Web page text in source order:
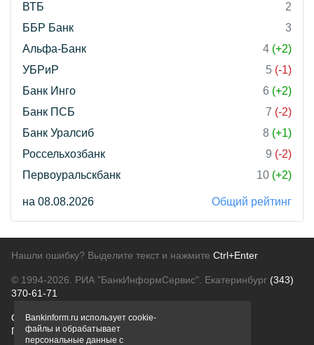
ВТБ
2
ББР Банк
3
Альфа-Банк
4 (+2)
УБРиР
5 (-1)
Банк Инго
6 (+2)
Банк ПСБ
7 (-2)
Банк Уралсиб
8 (+1)
Россельхозбанк
9 (-2)
Первоуральскбанк
10 (+2)
на 08.08.2026 Общий рейтинг
Нашли ошибку? Выделите текст и нажмите Ctrl+Enter
© 1994-2026. РИА "БанкИнформСервис". Екатеринбург (343)
370-61-71
О проектеПолитика конфиденциальности
Правовая информацияДля рекламодателей
Bankinform.ru использует cookie-
файлы и обрабатывает
персональные данные с